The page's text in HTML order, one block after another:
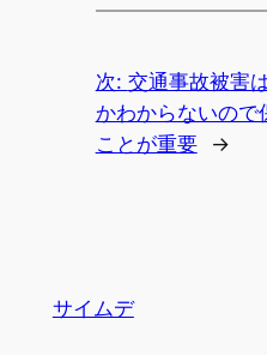
次: 交通事故被害
かわからないので
ことが重要
→
サイムデ